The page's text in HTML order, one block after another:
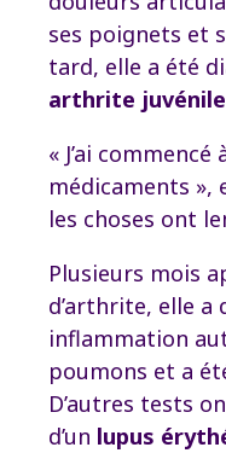
ses poignets et
tard, elle a été
arthrite juvénile
« J’ai
médicaments »,
les choses ont
Plusieurs mois
d’arthrite, elle a
inflammation
poumons et a
D’autres tests
d’un lupus